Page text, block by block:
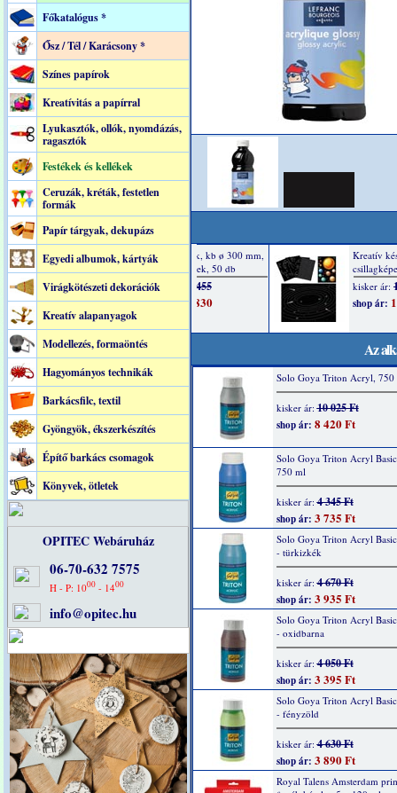
Főkatalógus *
Ősz / Tél / Karácsony *
Színes papírok
Kreatívitás a papírral
Lyukasztók, ollók, nyomdázás,
ragasztók
Festékek és kellékek
Ceruzák, kréták, festetlen
formák
Papír tárgyak, dekupázs
Egyedi albumok, kártyák
Virágkötészeti dekorációk
Kreatív alapanyagok
Modellezés, formaöntés
Hagyományos technikák
Barkácsfilc, textil
Gyöngyök, ékszerkészítés
Építő barkács csomagok
Könyvek, ötletek
OPITEC Webáruház
06-70-632 7575
H - P: 1000 - 1400
info@opitec.hu
Az
Solo Goya Triton Acryl, 750
kisker ár:10 025 Ft
shop ár: 8 420 Ft
Solo Goya Triton Acryl
750 ml
kisker ár:4 345 Ft
shop ár: 3 735 Ft
Solo Goya Triton Acryl
- türkizkék
kisker ár:4 670 Ft
shop ár: 3 935 Ft
Solo Goya Triton Acryl
- oxidbarna
kisker ár:4 050 Ft
shop ár: 3 395 Ft
Solo Goya Triton Acryl
- fényzöld
kisker ár:4 630 Ft
shop ár: 3 890 Ft
Royal Talens Amsterdam